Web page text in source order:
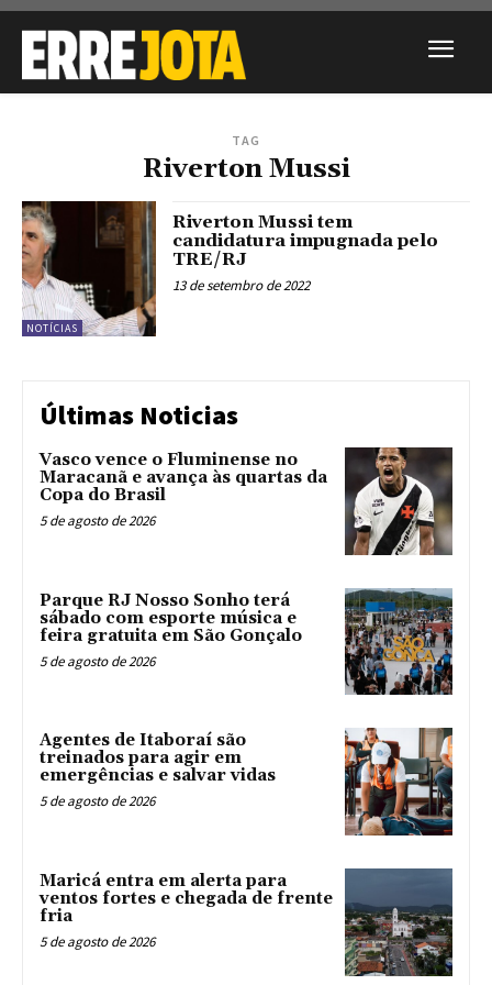
TAG
Riverton Mussi
NOTÍCIAS
Riverton Mussi tem
candidatura impugnada pelo
TRE/RJ
13 de setembro de 2022
Últimas Noticias
Vasco vence o Fluminense no
Maracanã e avança às quartas da
Copa do Brasil
5 de agosto de 2026
Parque RJ Nosso Sonho terá
sábado com esporte música e
feira gratuita em São Gonçalo
5 de agosto de 2026
Agentes de Itaboraí são
treinados para agir em
emergências e salvar vidas
5 de agosto de 2026
Maricá entra em alerta para
ventos fortes e chegada de frente
fria
5 de agosto de 2026